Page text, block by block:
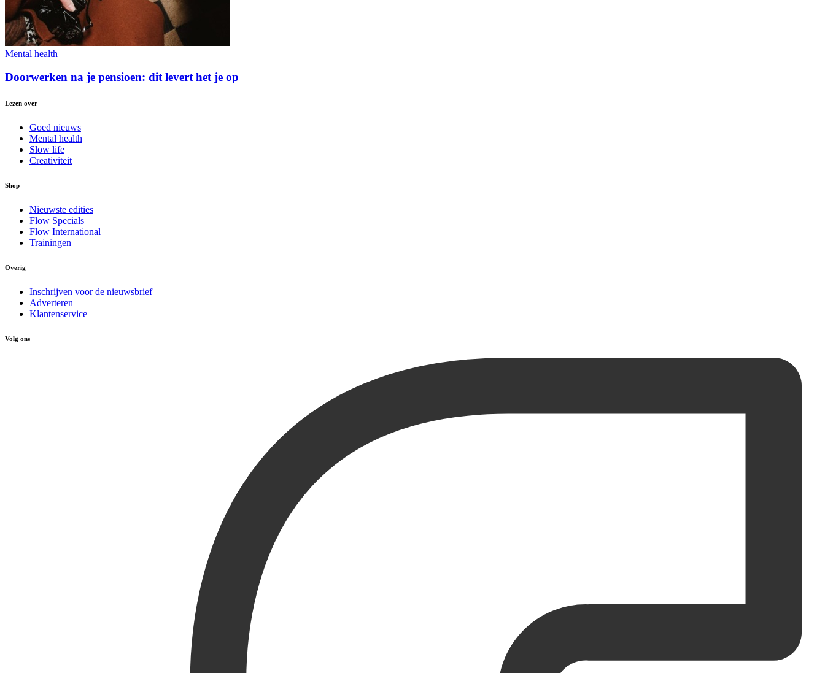
Mental health
Doorwerken na je pensioen: dit levert het je op
Lezen over
Goed nieuws
Mental health
Slow life
Creativiteit
Shop
Nieuwste edities
Flow Specials
Flow International
Trainingen
Overig
Inschrijven voor de nieuwsbrief
Adverteren
Klantenservice
Volg ons